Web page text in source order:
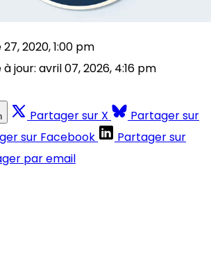
2020, 1:00 pm
jour: avril 07, 2026, 4:16 pm
Partager sur X
Partager sur
sur Facebook
Partager sur
par email